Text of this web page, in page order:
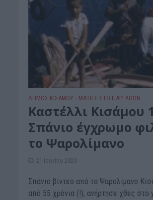
ΔΉΜΟΣ ΚΙΣΆΜΟΥ • ΜΑΤΙΕΣ ΣΤΟ ΠΑΡΕΛΘΟΝ
Καστέλλι Κισάμου
Σπάνιο έγχρωμο
το Ψαρολίμανο
21 Ιουνίου 2020
Σπάνιο βίντεο από το Ψαρολίμανο
από 55 χρόνια (!), ανήρτησε χθες στο